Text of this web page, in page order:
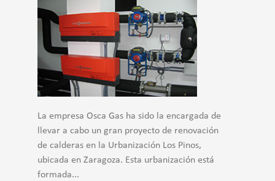
La empresa Osca Gas ha sido la encargada de
llevar a cabo un gran proyecto de renovación
de calderas en la Urbanización Los Pinos,
ubicada en Zaragoza. Esta urbanización está
formada...